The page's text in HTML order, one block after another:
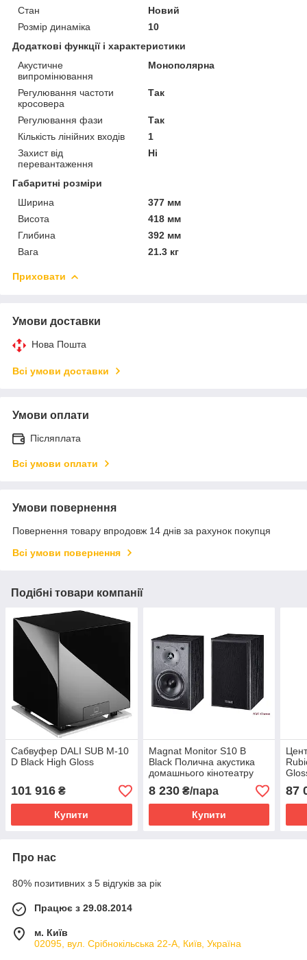
Стан
Новий
Розмір динаміка
10
Додаткові функції і характеристики
Акустичне
випромінювання
Монополярна
Регулювання частоти
кросовера
Так
Регулювання фази
Так
Кількість лінійних входів
1
Захист від
перевантаження
Ні
Габаритні розміри
Ширина
377 мм
Висота
418 мм
Глибина
392 мм
Вага
21.3 кг
Приховати
Умови доставки
Нова Пошта
Всі умови доставки
Умови оплати
Післяплата
Всі умови оплати
Умови повернення
Повернення товару впродовж 14 днів за рахунок покупця
Всі умови повернення
Подібні товари компанії
Сабвуфер DALI SUB M-10
D Black High Gloss
101 916 ₴
Купити
Magnat Monitor S10 B
Black Полична акустика
домашнього кінотеатру
8 230₴/пара
Купити
87
Про нас
80% позитивних з 5 відгуків за рік
Працює з 29.08.2014
м. Київ
02095, вул. Срібнокільська 22-А, Київ, Україна